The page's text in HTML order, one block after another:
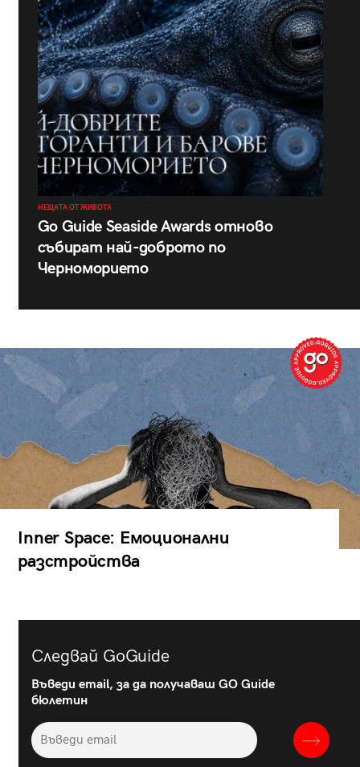
НЕЩАТА ОТ ЖИВОТА
Go Guide Seaside Awards отново
събират най-доброто по
Черноморието
Inner Space: Емоционални
разстройства
Следвай GoGuide
Въведи email, за да получаваш GO Guide
бюлетин